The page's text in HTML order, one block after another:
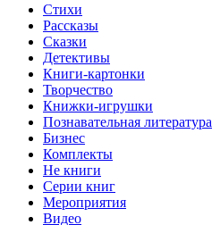
Стихи
Рассказы
Сказки
Детективы
Книги-картонки
Творчество
Книжки-игрушки
Познавательная литература
Бизнес
Комплекты
Не книги
Серии книг
Мероприятия
Видео